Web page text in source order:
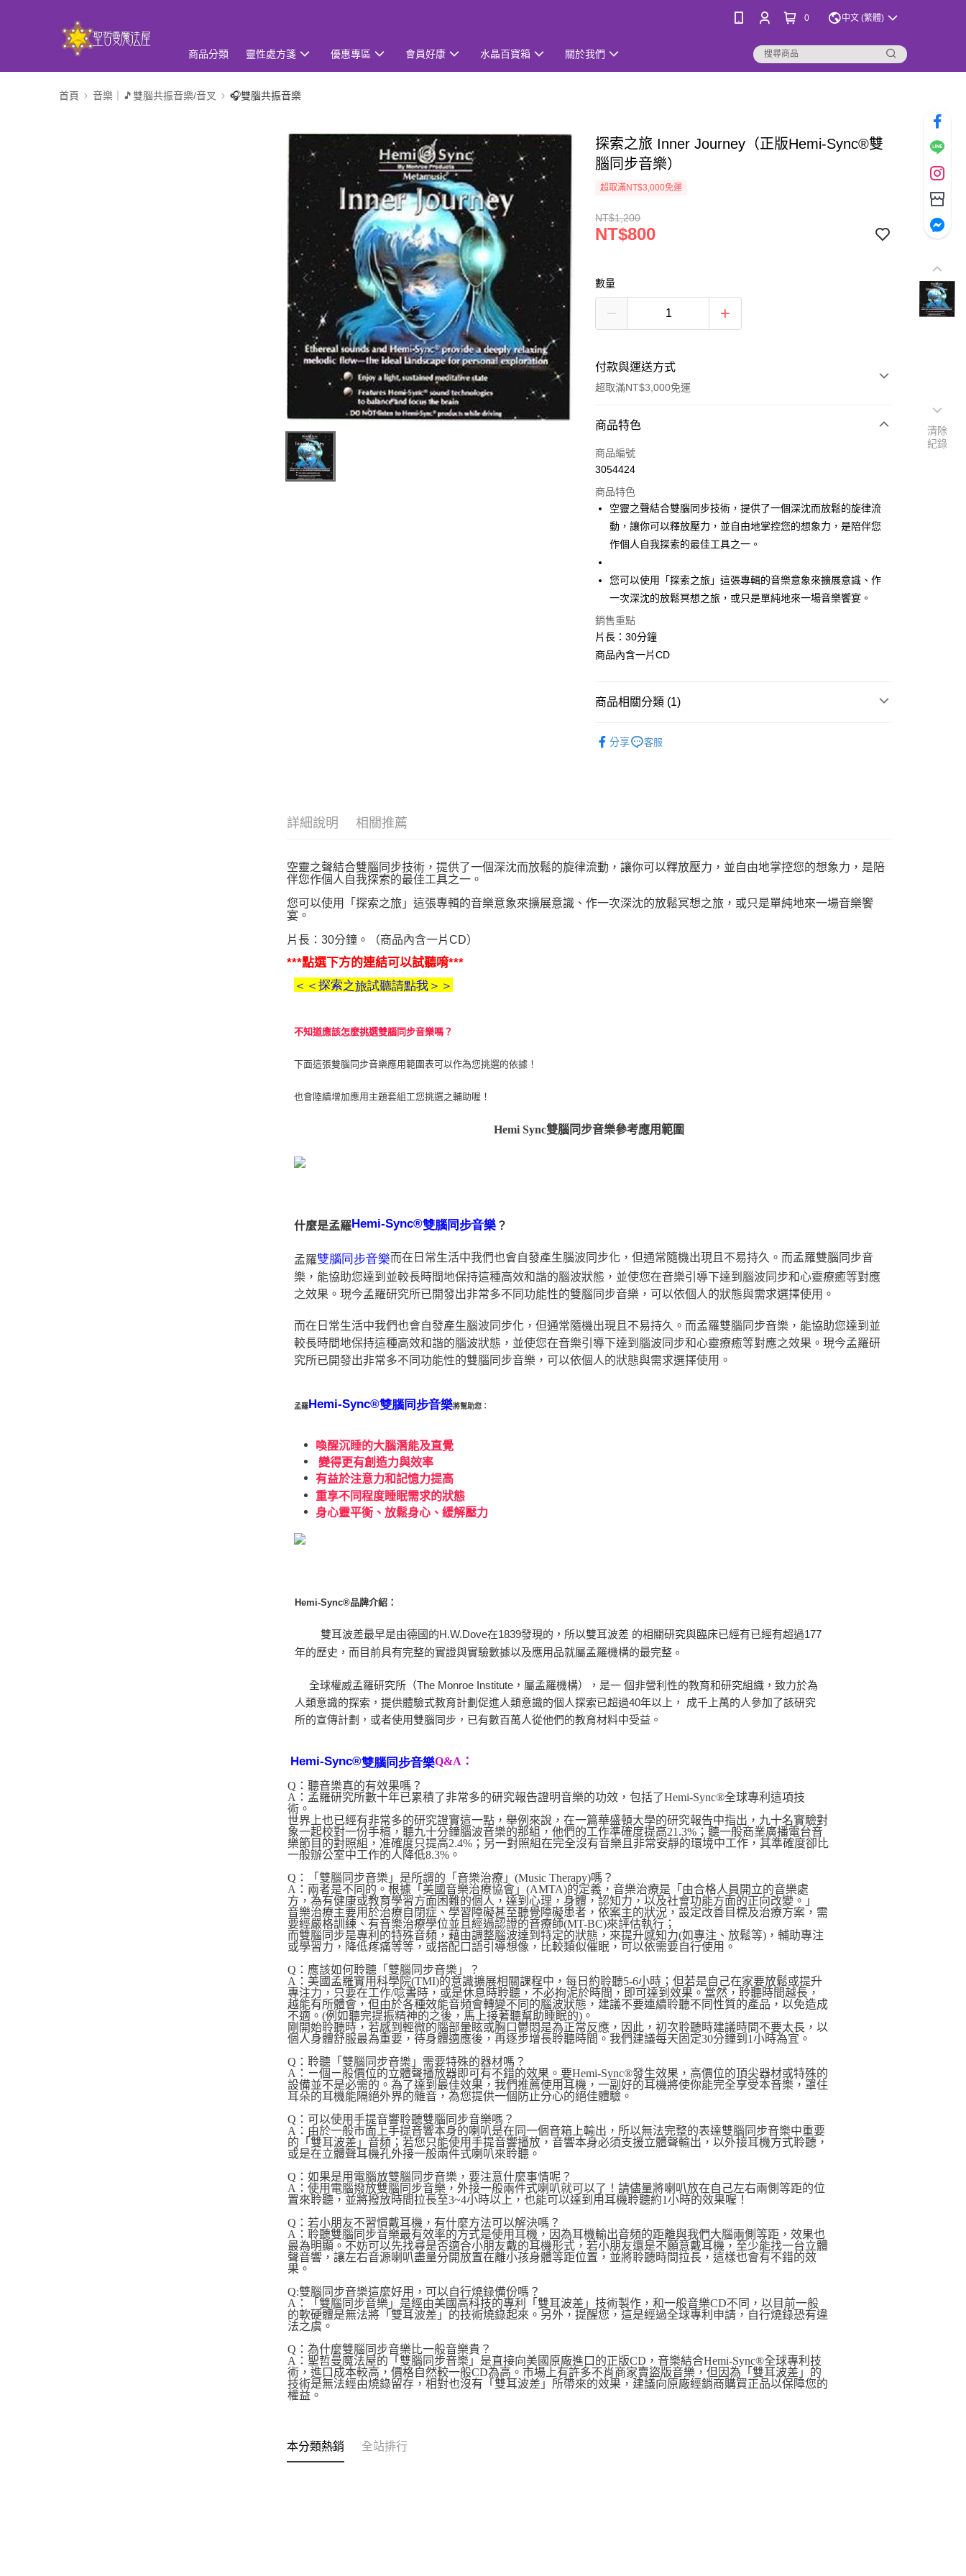
0 中文 (繁體)
商品分類 靈性處方箋 優惠專區 會員好康 水晶百寶箱 關於我們
首頁 音樂｜🎵雙腦共振音樂/音叉 🎧雙腦共振音樂
探索之旅 Inner Journey（正版Hemi-Sync®雙
腦同步音樂）
超取滿NT$3,000免運
NT$1,200
NT$800
數量
付款與運送方式
超取滿NT$3,000免運
付款方式
信用卡一次付款
LINE Pay
Apple Pay
悠遊付
運送方式
每筆NT$80，滿NT$3,000(含以上)免運費
每筆NT$80，滿NT$3,000(含以上)免運費
付款後門市自取
商品特色
商品編號
3054424
商品特色
空靈之聲結合雙腦同步技術，提供了一個深沈而放鬆的旋律流
動，讓你可以釋放壓力，並自由地掌控您的想象力，是陪伴您
作個人自我探索的最佳工具之一。
您可以使用「探索之旅」這張專輯的音樂意象來擴展意識、作
一次深沈的放鬆冥想之旅，或只是單純地來一場音樂饗宴。
銷售重點
片長：30分鐘
商品內含一片CD
商品相關分類 (1)
分享
客服
詳細說明 相關推薦
空靈之聲結合雙腦同步技術，提供了一個深沈而放鬆的旋律流動，讓你可以釋放壓力，並自由地掌控您的想象力，是陪
伴您作個人自我探索的最佳工具之一。
您可以使用「探索之旅」這張專輯的音樂意象來擴展意識、作一次深沈的放鬆冥想之旅，或只是單純地來一場音樂饗
宴。
片長：30分鐘。（商品內含一片CD）
***點選下方的連結可以試聽唷***
＜＜探索之旅試聽請點我＞＞
不知道應該怎麼挑選雙腦同步音樂嗎？
下面這張雙腦同步音樂應用範圍表可以作為您挑選的依據！
也會陸續增加應用主題套組工您挑選之輔助喔！
Hemi Sync雙腦同步音樂參考應用範圍
什麼是孟羅Hemi-Sync®雙腦同步音樂 ？
孟羅雙腦同步音樂而在日常生活中我們也會自發產生腦波同步化，但通常隨機出現且不易持久。而孟羅雙腦同步音
樂，能協助您達到並較長時間地保持這種高效和諧的腦波狀態，並使您在音樂引導下達到腦波同步和心靈療癒等對應
之效果。現今孟羅研究所已開發出非常多不同功能性的雙腦同步音樂，可以依個人的狀態與需求選擇使用。
而在日常生活中我們也會自發產生腦波同步化，但通常隨機出現且不易持久。而孟羅雙腦同步音樂，能協助您達到並
較長時間地保持這種高效和諧的腦波狀態，並使您在音樂引導下達到腦波同步和心靈療癒等對應之效果。現今孟羅研
究所已開發出非常多不同功能性的雙腦同步音樂，可以依個人的狀態與需求選擇使用。
孟羅Hemi-Sync®雙腦同步音樂將幫助您：
喚醒沉睡的大腦潛能及直覺
變得更有創造力與效率
有益於注意力和記憶力提高
重享不同程度睡眠需求的狀態
身心靈平衡、放鬆身心、緩解壓力
Hemi-Sync®品牌介紹：
雙耳波差最早是由德國的H.W.Dove在1839發現的，所以雙耳波差 的相關研究與臨床已經有已經有超過177
年的歷史，而目前具有完整的實證與實驗數據以及應用品就屬孟羅機構的最完整 。
全球權威孟羅研究所（The Monroe Institute，屬孟羅機構），是一 個非營利性的教育和研究組織，致力於為
人類意識的探索，提供體驗式教育計劃促進人類意識的個人探索已超過40年以上， 成千上萬的人參加了該研究
所的宣傳計劃，或者使用雙腦同步，已有數百萬人從他們的教育材料中受益。
Hemi-Sync®雙腦同步音樂Q&A：
Q：聽音樂真的有效果嗎？
A：孟羅研究所數十年已累積了非常多的研究報告證明音樂的功效，包括了Hemi-Sync®全球專利這項技
術。
世界上也已經有非常多的研究證實這一點，舉例來說，在一篇華盛頓大學的研究報告中指出，九十名實驗對
象一起校對一份手稿，聽九十分鐘腦波音樂的那組，他們的工作準確度提高21.3%；聽一般商業廣播電台音
樂節目的對照組，准確度只提高2.4%；另一對照組在完全沒有音樂且非常安靜的環境中工作，其準確度卻比
一般辦公室中工作的人降低8.3%。
Q：「雙腦同步音樂」是所謂的「音樂治療」(Music Therapy)嗎？
A：兩者是不同的。根據「美國音樂治療協會」(AMTA)的定義，音樂治療是「由合格人員開立的音樂處
方，為有健康或教育學習方面困難的個人，達到心理，身體，認知力，以及社會功能方面的正向改變。」
音樂治療主要用於治療自閉症、學習障礙甚至聽覺障礙患者，依案主的狀況，設定改善目標及治療方案，需
要經嚴格訓練、有音樂治療學位並且經過認證的音療師(MT-BC)來評估執行；
而雙腦同步是專利的特殊音頻，藉由調整腦波達到特定的狀態，來提升感知力(如專注、放鬆等)，輔助專注
或學習力，降低疼痛等等，或搭配口語引導想像，比較類似催眠，可以依需要自行使用。
Q：應該如何聆聽「雙腦同步音樂」？
A：美國孟羅實用科學院(TMI)的意識擴展相關課程中，每日約聆聽5-6小時；但若是自己在家要放鬆或提升
專注力，只要在工作/唸書時，或是休息時聆聽，不必拘泥於時間，即可達到效果。當然，聆聽時間越長，
越能有所體會，但由於各種效能音頻會轉變不同的腦波狀態，建議不要連續聆聽不同性質的產品，以免造成
不適。(例如聽完提振精神的之後，馬上接著聽幫助睡眠的)。
剛開始聆聽時，若感到輕微的腦部暈眩或胸口鬱悶是為正常反應，因此，初次聆聽時建議時間不要太長，以
個人身體舒服最為重要，待身體適應後，再逐步增長聆聽時間。我們建議每天固定30分鐘到1小時為宜。
Q：聆聽「雙腦同步音樂」需要特殊的器材嗎？
A：ㄧ個ㄧ般價位的立體聲播放器即可有不錯的效果。要Hemi-Sync®發生效果，高價位的頂尖器材或特殊的
設備並不是必需的。為了達到最佳效果，我們推薦使用耳機，一副好的耳機將使你能完全享受本音樂，罩住
耳朵的耳機能隔絕外界的雜音，為您提供一個防止分心的絕佳體驗。
Q：可以使用手提音響聆聽雙腦同步音樂嗎？
A：由於一般市面上手提音響本身的喇叭是在同一個音箱上輸出，所以無法完整的表達雙腦同步音樂中重要
的「雙耳波差」音頻；若您只能使用手提音響播放，音響本身必須支援立體聲輸出，以外接耳機方式聆聽，
或是在立體聲耳機孔外接一般兩件式喇叭來聆聽。
Q：如果是用電腦放雙腦同步音樂，要注意什麼事情呢？
A：使用電腦撥放雙腦同步音樂，外接一般兩件式喇叭就可以了！請儘量將喇叭放在自己左右兩側等距的位
置來聆聽，並將撥放時間拉長至3~4小時以上，也能可以達到用耳機聆聽約1小時的效果喔！
Q：若小朋友不習慣戴耳機，有什麼方法可以解決嗎？
A：聆聽雙腦同步音樂最有效率的方式是使用耳機，因為耳機輸出音頻的距離與我們大腦兩側等距，效果也
最為明顯。不妨可以先找尋是否適合小朋友戴的耳機形式，若小朋友還是不願意戴耳機，至少能找一台立體
聲音響，讓左右音源喇叭盡量分開放置在離小孩身體等距位置，並將聆聽時間拉長，這樣也會有不錯的效
果。
Q:雙腦同步音樂這麼好用，可以自行燒錄備份嗎？
A：「雙腦同步音樂」是經由美國高科技的專利「雙耳波差」技術製作，和一般音樂CD不同，以目前一般
的軟硬體是無法將「雙耳波差」的技術燒錄起來。另外，提醒您，這是經過全球專利申請，自行燒錄恐有違
法之虞。
Q：為什麼雙腦同步音樂比一般音樂貴？
A：聖哲曼魔法屋的「雙腦同步音樂」是直接向美國原廠進口的正版CD，音樂結合Hemi-Sync®全球專利技
術，進口成本較高，價格自然較一般CD為高。市場上有許多不肖商家賣盜版音樂，但因為「雙耳波差」的
技術是無法經由燒錄留存，相對也沒有「雙耳波差」所帶來的效果，建議向原廠經銷商購買正品以保障您的
權益。
本分類熱銷 全站排行
清除
紀錄